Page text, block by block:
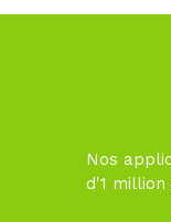
Nos
d'1